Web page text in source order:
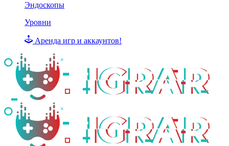
Эндоскопы
Уровни
Аренда игр и аккаунтов!